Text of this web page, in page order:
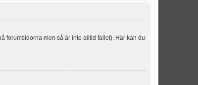
forumsidorna men så är inte alltid fallet). Här kan du